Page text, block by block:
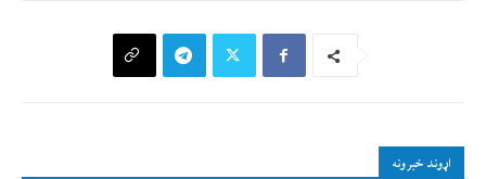
اړوند خبرونه